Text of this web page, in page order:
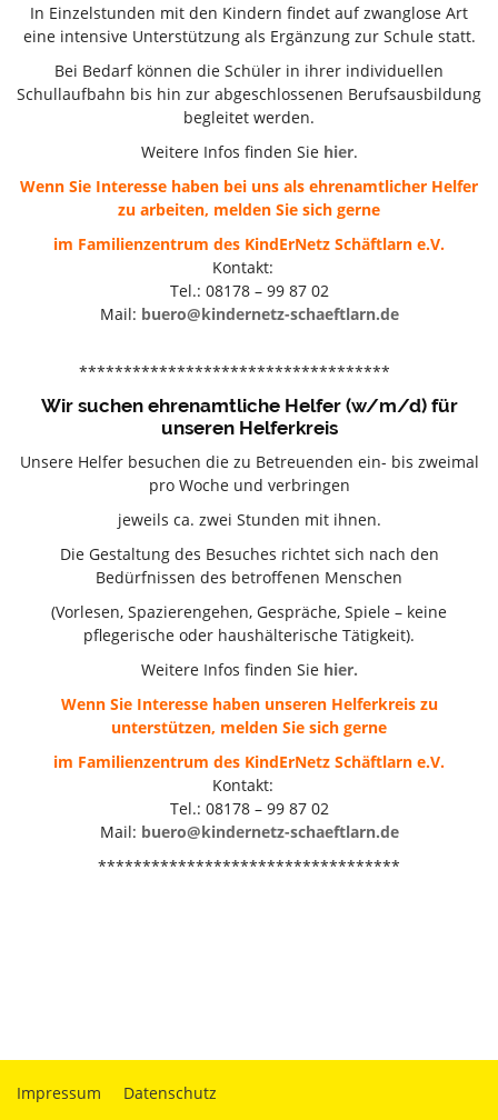
In Einzelstunden mit den Kindern findet auf zwanglose Art
eine intensive Unterstützung als Ergänzung zur Schule statt.
Bei Bedarf können die Schüler in ihrer individuellen
Schullaufbahn bis hin zur abgeschlossenen Berufsausbildung
begleitet werden.
Weitere Infos finden Sie hier.
Wenn Sie Interesse haben bei uns als ehrenamtlicher Helfer
zu arbeiten, melden Sie sich gerne
im Familienzentrum des KindErNetz Schäftlarn e.V.
Kontakt:
Tel.: 08178 – 99 87 02
Mail: buero@kindernetz-schaeftlarn.de
***********************************
Wir suchen ehrenamtliche Helfer (w/m/d) für
unseren Helferkreis
Unsere Helfer besuchen die zu Betreuenden ein- bis zweimal
pro Woche und verbringen
jeweils ca. zwei Stunden mit ihnen.
Die Gestaltung des Besuches richtet sich nach den
Bedürfnissen des betroffenen Menschen
(Vorlesen, Spazierengehen, Gespräche, Spiele – keine
pflegerische oder haushälterische Tätigkeit).
Weitere Infos finden Sie hier.
Wenn Sie Interesse haben unseren Helferkreis zu
unterstützen, melden Sie sich gerne
im Familienzentrum des KindErNetz Schäftlarn e.V.
Kontakt:
Tel.: 08178 – 99 87 02
Mail: buero@kindernetz-schaeftlarn.de
**********************************
Impressum Datenschutz